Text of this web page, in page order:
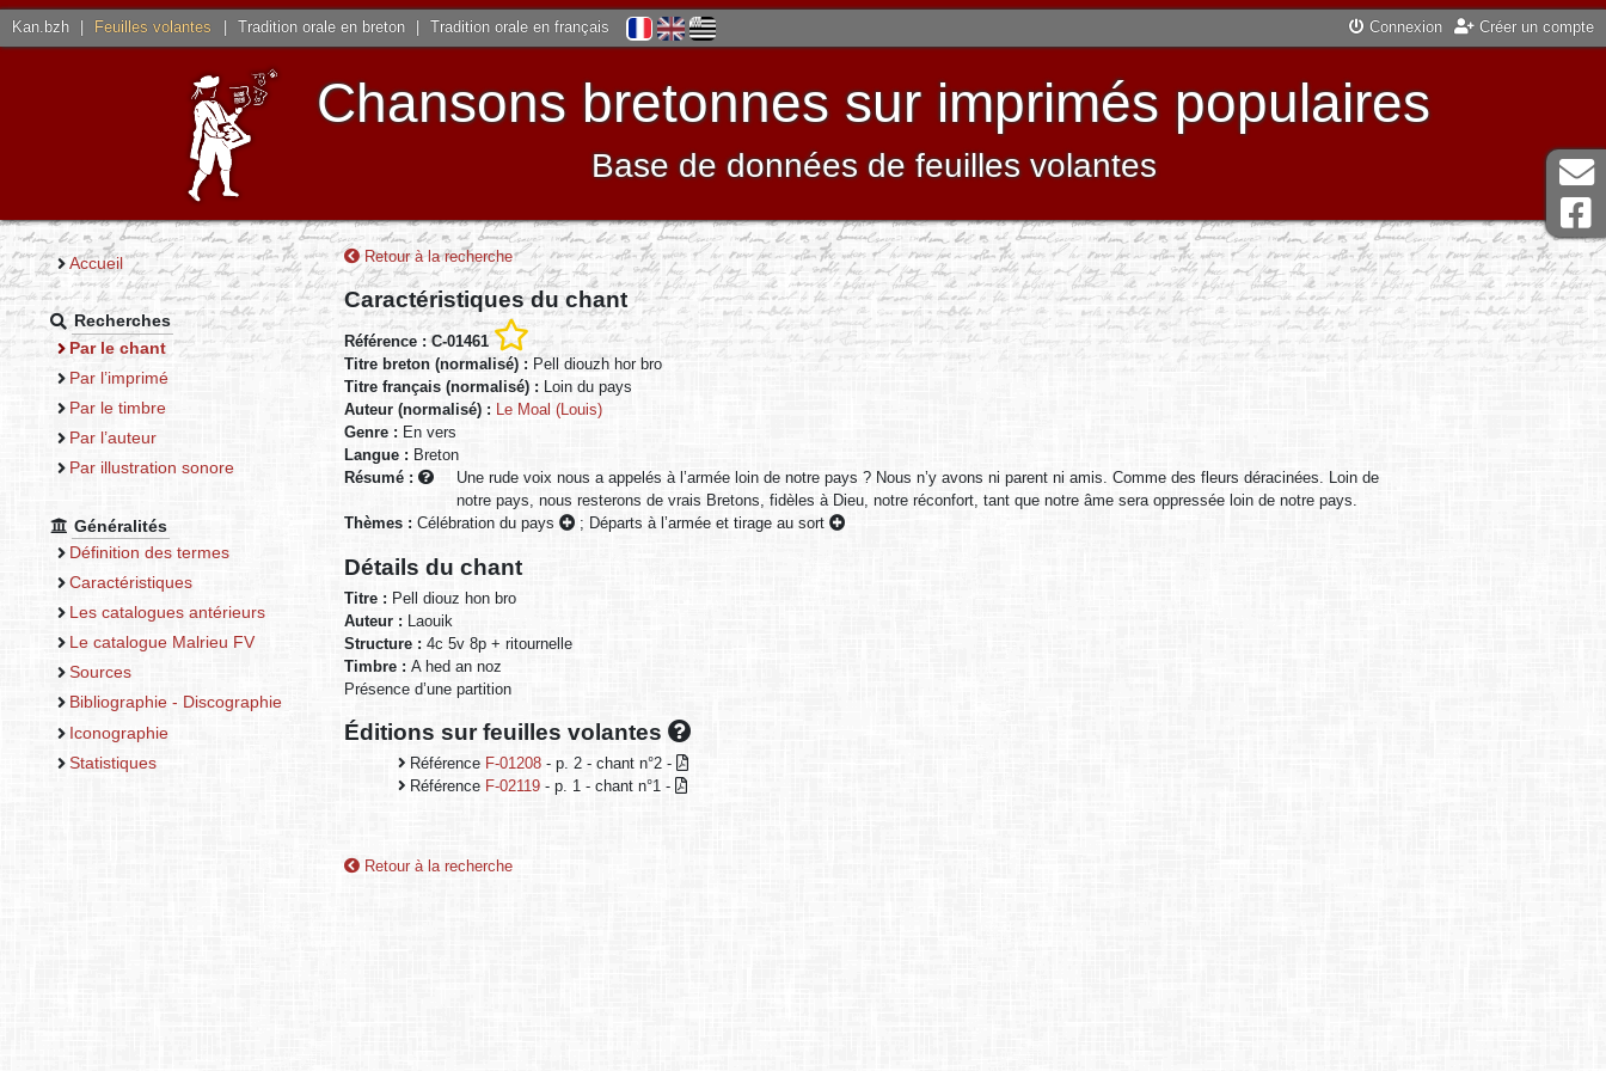
Kan.bzh Feuilles volantes Tradition orale en breton Tradition orale en français Connexion Créer un compte
Chansons bretonnes sur imprimés populaires
Base de données de feuilles volantes
Accueil
Recherches
Par le chant
Par l’imprimé
Par le timbre
Par l’auteur
Par illustration sonore
Généralités
Définition des termes
Caractéristiques
Les catalogues antérieurs
Le catalogue Malrieu FV
Sources
Bibliographie - Discographie
Iconographie
Statistiques
Retour à la recherche
Caractéristiques du chant
Référence : C-01461
Titre breton (normalisé) : Pell diouzh hor bro
Titre français (normalisé) : Loin du pays
Auteur (normalisé) : Le Moal (Louis)
Genre : En vers
Langue : Breton
Résumé :
Une rude voix nous a appelés à l’armée loin de notre pays ? Nous n’y avons ni parent ni amis. Comme des fleurs déracinées. Loin de
notre pays, nous resterons de vrais Bretons, fidèles à Dieu, notre réconfort, tant que notre âme sera oppressée loin de notre pays.
Thèmes : Célébration du pays ; Départs à l’armée et tirage au sort
Détails du chant
Titre : Pell diouz hon bro
Auteur : Laouik
Structure : 4c 5v 8p + ritournelle
Timbre : A hed an noz
Présence d’une partition
Éditions sur feuilles volantes
Référence F-01208 - p. 2 - chant n°2 -
Référence F-02119 - p. 1 - chant n°1 -
Retour à la recherche